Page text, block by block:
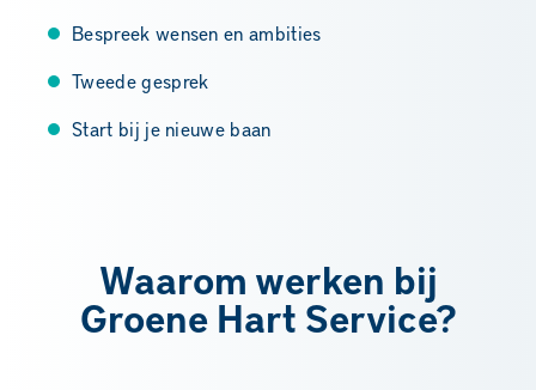
Bespreek wensen en ambities
Tweede gesprek
Start bij je nieuwe baan
Waarom werken bij
Groene Hart Service?